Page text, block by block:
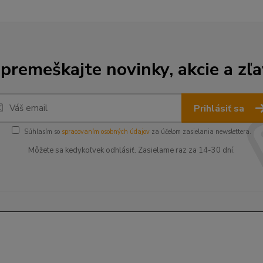
novinky, akcie a
Prihlásiť sa
Súhlasím so spracovaním osobných údajov za účelom zasielania newslettera.
Môžete sa kedykoľvek odhlásiť. Zasielame raz za 14-30 dní.